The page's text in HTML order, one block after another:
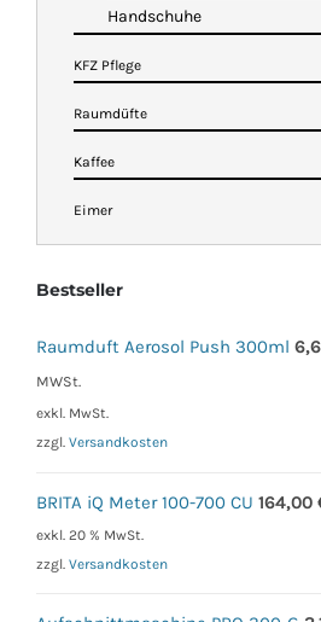
Handschuhe
KFZ Pflege
Raumdüfte
Kaffee
Eimer
Bestseller
Raumduft Aerosol Push 300ml
MWSt.
exkl. MwSt.
zzgl. Versandkosten
BRITA iQ Meter 100-700 CU 164,00
exkl. 20 % MwSt.
zzgl. Versandkosten